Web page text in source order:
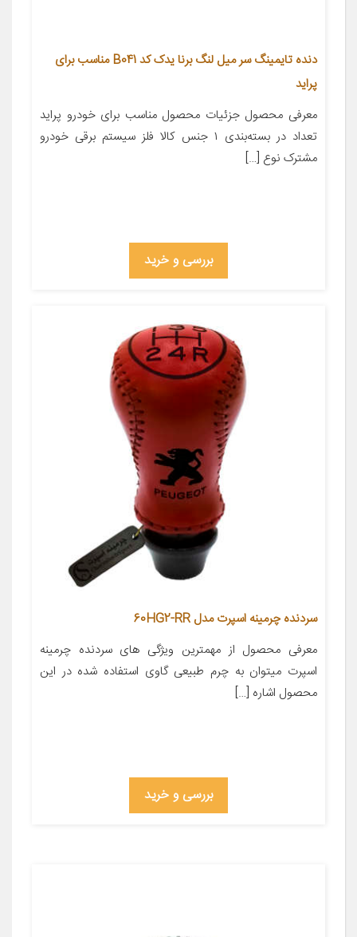
دنده تایمینگ سر میل لنگ برنا یدک کد B041 مناسب برای
پراید
معرفی محصول جزئیات محصول مناسب برای خودرو پراید
تعداد در بسته‌بندی ۱ جنس کالا فلز سیستم برقی خودرو
مشترک نوع […]
بررسی و خرید
سردنده چرمینه اسپرت مدل 60HG2-RR
معرفی محصول از مهمترین ویژگی های سردنده چرمینه
اسپرت میتوان به چرم طبیعی گاوی استفاده شده در این
محصول اشاره […]
بررسی و خرید